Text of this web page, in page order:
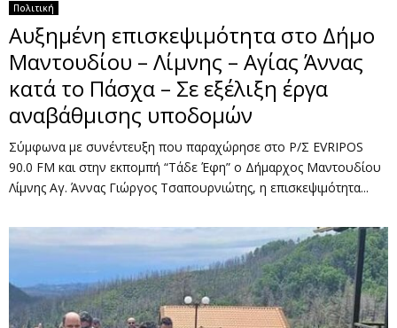
Πολιτική
Αυξημένη επισκεψιμότητα στο Δήμο
Μαντουδίου – Λίμνης – Αγίας Άννας
κατά το Πάσχα – Σε εξέλιξη έργα
αναβάθμισης υποδομών
Σύμφωνα με συνέντευξη που παραχώρησε στο Ρ/Σ EVRIPOS
90.0 FM και στην εκπομπή “Τάδε Έφη” ο Δήμαρχος Μαντουδίου
Λίμνης Αγ. Άννας Γιώργος Τσαπουρνιώτης, η επισκεψιμότητα...